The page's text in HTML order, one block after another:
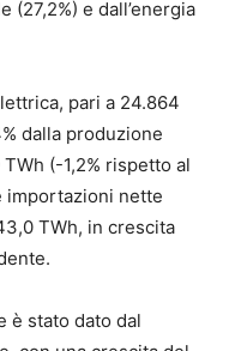
(27,2%) e dall’energia
pari a 24.864
dalla produzione
(-1,2% rispetto al
importazioni nette
TWh, in crescita
è stato dato dal